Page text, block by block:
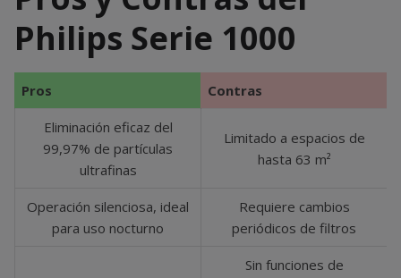
Philips Serie 1000
Pros Contras
Eliminación eficaz del
99,97% de partículas
ultrafinas
Limitado a espacios de
hasta 63 m²
Operación silenciosa, ideal
para uso nocturno
Requiere cambios
periódicos de filtros
Sin funciones de